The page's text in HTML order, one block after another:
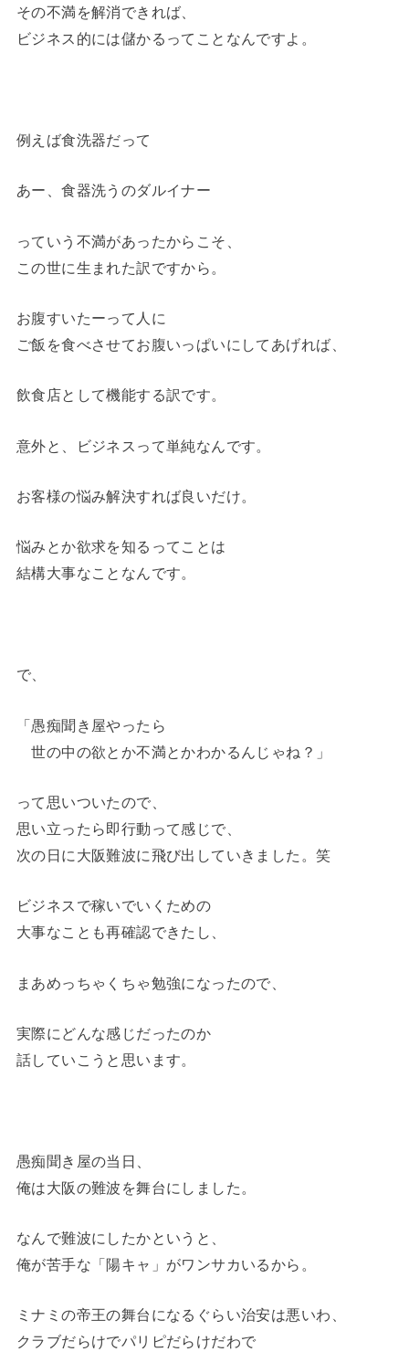
その不満を解消できれば、
ビジネス的には儲かるってことなんですよ。
例えば食洗器だって
あー、食器洗うのダルイナー
っていう不満があったからこそ、
この世に生まれた訳ですから。
お腹すいたーって人に
ご飯を食べさせてお腹いっぱいにしてあげれば、
飲食店として機能する訳です。
意外と、ビジネスって単純なんです。
お客様の悩み解決すれば良いだけ。
悩みとか欲求を知るってことは
結構大事なことなんです。
で、
「愚痴聞き屋やったら
世の中の欲とか不満とかわかるんじゃね？」
って思いついたので、
思い立ったら即行動って感じで、
次の日に大阪難波に飛び出していきました。笑
ビジネスで稼いでいくための
大事なことも再確認できたし、
まあめっちゃくちゃ勉強になったので、
実際にどんな感じだったのか
話していこうと思います。
愚痴聞き屋の当日、
俺は大阪の難波を舞台にしました。
なんで難波にしたかというと、
俺が苦手な「陽キャ」がワンサカいるから。
ミナミの帝王の舞台になるぐらい治安は悪いわ、
クラブだらけでパリピだらけだわで